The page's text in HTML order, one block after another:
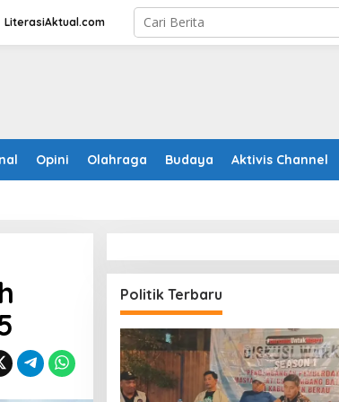
LiterasiAktual.com
Opini Olahraga Budaya Aktivis Channel
Politik Terbaru